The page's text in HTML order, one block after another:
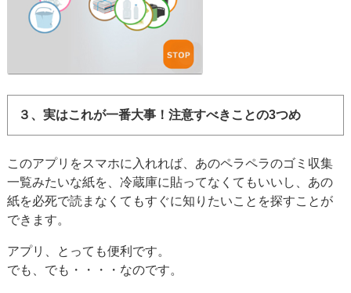
３、実はこれが一番大事！注意すべきことの3つめ
このアプリをスマホに入れれば、あのペラペラのゴミ収集
一覧みたいな紙を、冷蔵庫に貼ってなくてもいいし、あの
紙を必死で読まなくてもすぐに知りたいことを探すことが
できます。
アプリ、とっても便利です。
でも、でも・・・・なのです。